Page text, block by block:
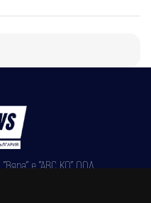
е "АВС КО" ООД,